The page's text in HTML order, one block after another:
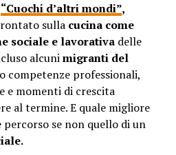
“Cuochi d’altri mondi”,
sulla cucina come
sociale e lavorativadelle
alcunimigranti del
professionali,
e momenti di crescita
al termine. E quale migliore
se non quello di un